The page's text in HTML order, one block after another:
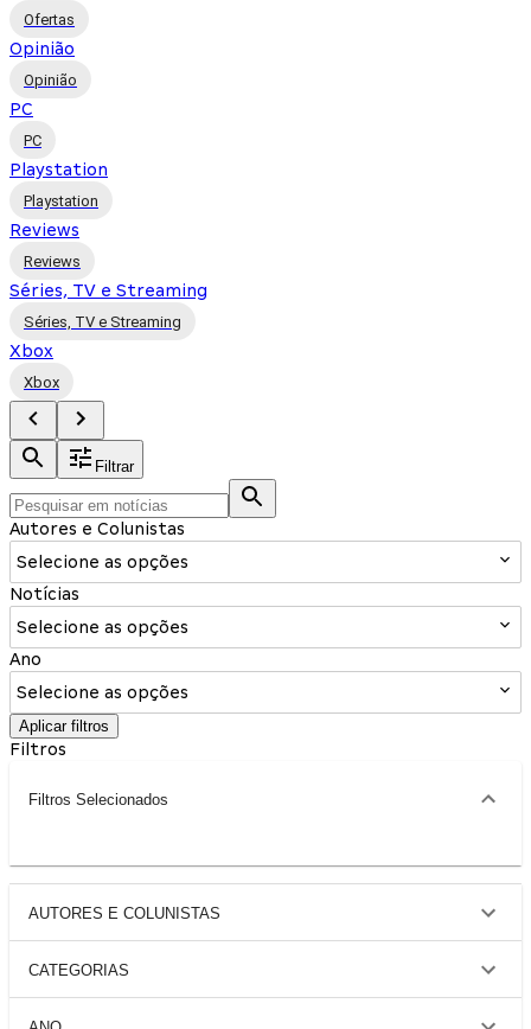
Ofertas
Opinião
Opinião
PC
PC
Playstation
Playstation
Reviews
Reviews
Séries, TV e Streaming
Séries, TV e Streaming
Xbox
Xbox
Filtrar
Autores e Colunistas
Selecione as opções
Notícias
Selecione as opções
Ano
Selecione as opções
Aplicar filtros
Filtros
Filtros Selecionados
AUTORES E COLUNISTAS
CATEGORIAS